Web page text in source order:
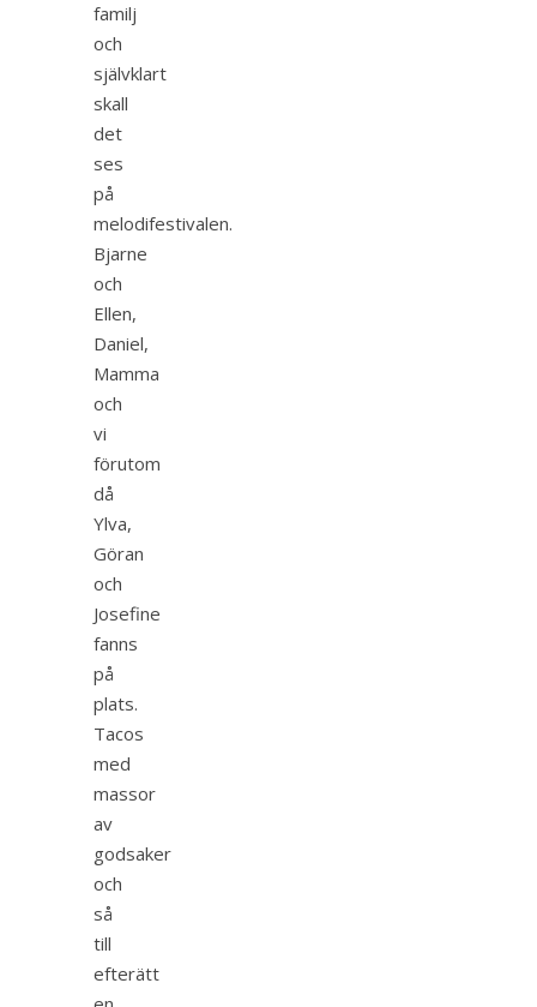
familj
och
självklart
skall
det
ses
på
melodifestivalen.
Bjarne
och
Ellen,
Daniel,
Mamma
och
vi
förutom
då
Ylva,
Göran
och
Josefine
fanns
på
plats.
Tacos
med
massor
av
godsaker
och
så
till
efterätt